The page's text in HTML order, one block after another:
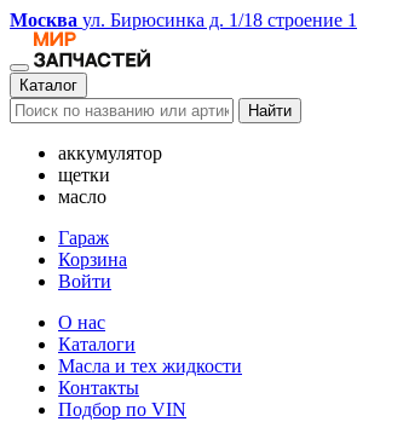
Москва ул. Бирюсинка д. 1/18 строение 1
Каталог
Найти
аккумулятор
щетки
масло
Гараж
Корзина
Войти
О нас
Каталоги
Масла и тех жидкости
Контакты
Подбор по VIN